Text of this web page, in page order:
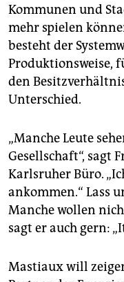
Kommunen und
mehr spielen
besteht der
Produktionsweise,
den
Unterschied.
„Manche Leute
Gesellschaft“, sagt
Karlsruher Büro.
ankommen.“ Lass
Manche wollen
sagt er auch gern:
Mastiaux will